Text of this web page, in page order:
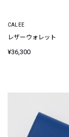
CALEE
レザーウォレット
¥36,300